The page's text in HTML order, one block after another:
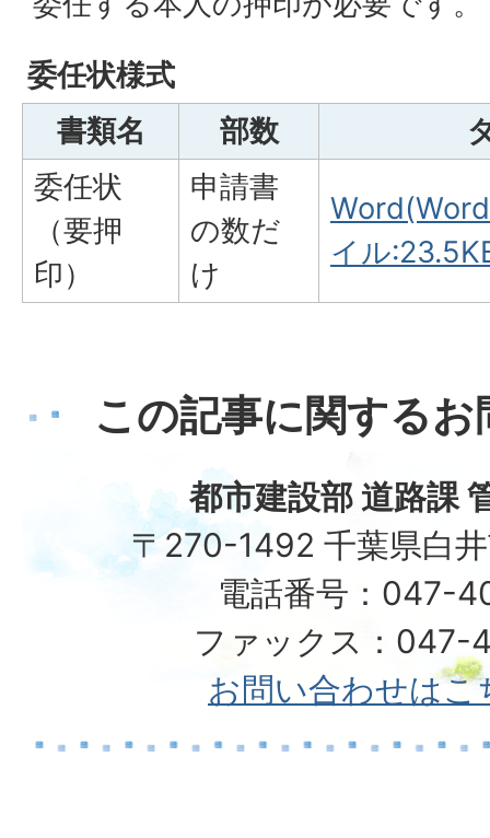
委任状様式
書類名
部数
委任状
（要押
印）
申請書
の数だ
け
イル
この記事に関する
都市建設部 道路課
〒270-1492 千葉県白
電話番号：047-
ファックス：047-
お問い合わせはこ